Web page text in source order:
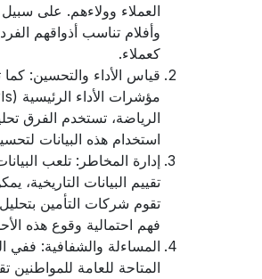
العملاء وولاءهم. على
وأفلام تناسب أذواقهم
كعملاء.
قياس الأداء والتحسين:
الرياضة، تستخدم الفرق
استخدام هذه البيانات
إدارة المخاطر: تلعب
تقييم البيانات
تقوم شركات التأمين
فهم احتمالية وقوع هذه
المساءلة والشفافية: ففي
المتاحة للعامة للمواطنين